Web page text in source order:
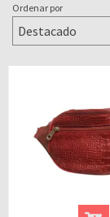
Ordenar por